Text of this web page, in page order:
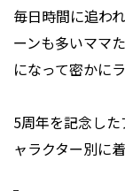
毎日時間に追わ
ーンも多いママ
になって密かに
5周年を記念し
ャラクター別に